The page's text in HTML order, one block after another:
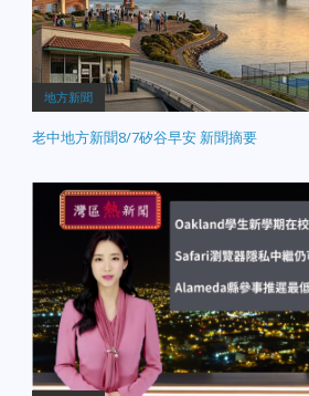
地方新聞
老中地方新聞8/7矽谷早安 新聞摘要